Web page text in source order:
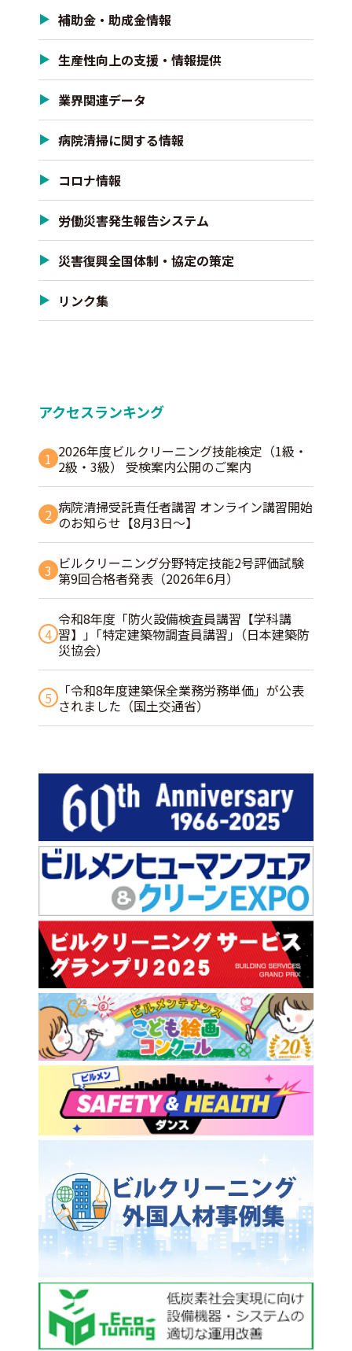
補助金・助成金情報
生産性向上の支援・情報提供
業界関連データ
病院清掃に関する情報
コロナ情報
労働災害発生報告システム
災害復興全国体制・協定の策定
リンク集
アクセスランキング
1 2026年度ビルクリーニング技能検定（1級・
2級・3級） 受検案内公開のご案内
2 病院清掃受託責任者講習 オンライン講習開始
のお知らせ【8月3日～】
3 ビルクリーニング分野特定技能2号評価試験
第9回合格者発表（2026年6月）
4
令和8年度「防火設備検査員講習【学科講
習】」｢特定建築物調査員講習｣（日本建築防
災協会）
5
「令和8年度建築保全業務労務単価」が公表
されました（国土交通省）